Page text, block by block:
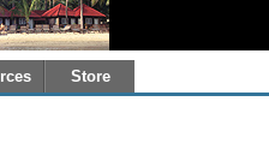
Store